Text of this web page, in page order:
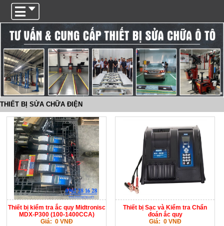
THIẾT BỊ SỬA CHỮA ĐIỆN
Thiết bị kiểm tra ắc quy Midtronisc
MDX-P300 (100-1400CCA)
Giá: 0 VNĐ
Thiết bị Sạc và Kiểm tra Chẩn
đoán ắc quy
Giá: 0 VNĐ